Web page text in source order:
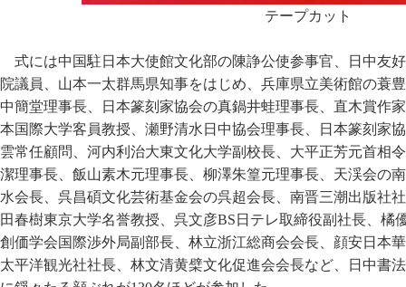
テープカット
式には中国駐日本大使館文化部の陳諍公使参事官、日中友
院議員、山本一太群馬県知事をはじめ、兵庫県立美術館の蓑
中簡堂理事長、日本篆刻家協会の真鍋井蛙理事長、直木賞作
本国際大学客員教授、瀬野清水日中協会理事長、日本篆刻家
雲常任顧問、河内利治大東文化大学副校長、大平正芳元首相
潔理事長、飯山素木元理事長、柳澤朱篁元理事長、天渓会の
水会長、呉昌碩文化芸術基金会の呉超会長、南晋三潮出版社
田春樹東京大学名誉教授、呉文彦BS日テレ取締役副社長、橘
創価学会国際渉外局副部長、林立浙江総商会会長、顔安日本
太平洋観光社社長、林文清黄檗文化促進会会長など、日中書